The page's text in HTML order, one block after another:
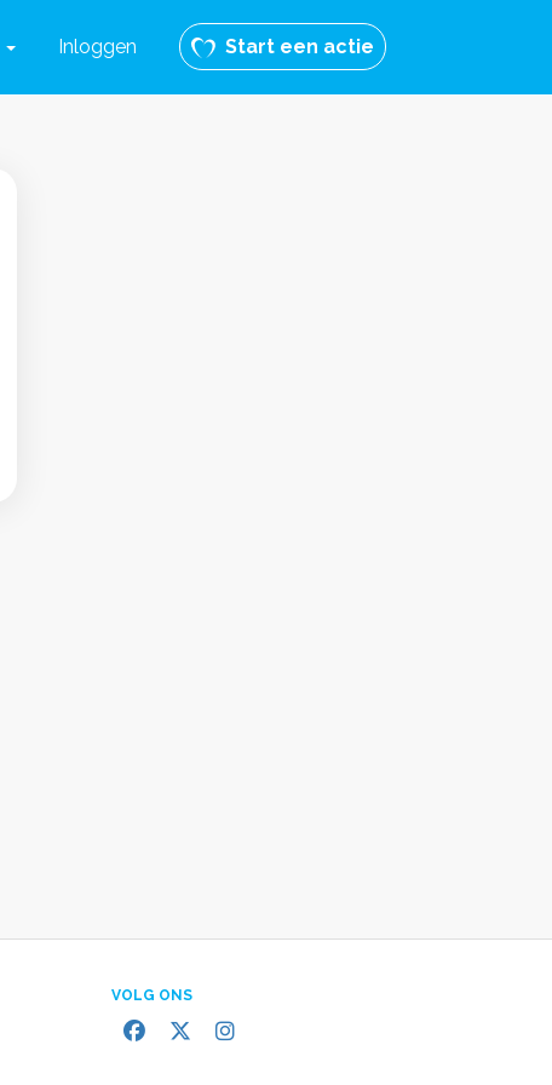
Inloggen Start een actie
VOLG ONS